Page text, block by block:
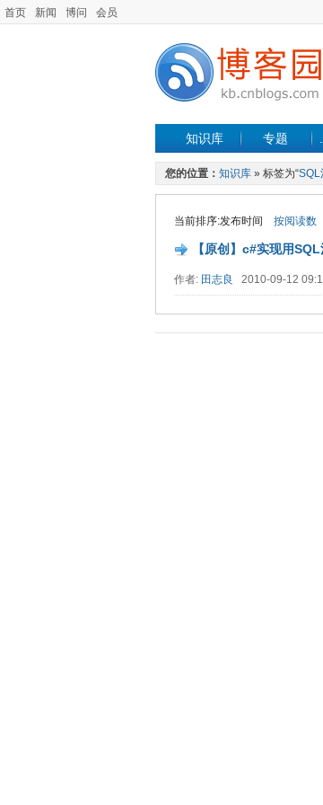
首页 新闻 博问 会员
知识库 专题
您的位置： 知识库 » 标签为“SQL
当前排序:发布时间 按阅读数
【原创】c#实现用
作者: 田志良 2010-09-12